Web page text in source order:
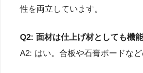
性を両立しています。
Q2: 面材は仕上げ材としても機
A2: はい。合板や石膏ボードな